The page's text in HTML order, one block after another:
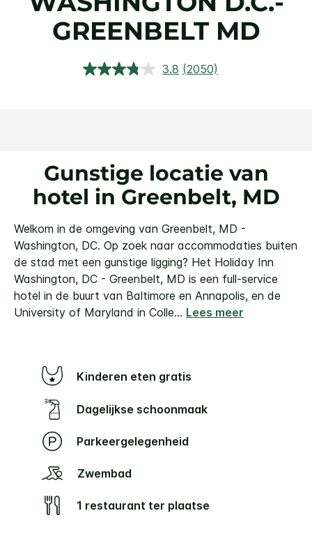
GREENBELT MD
3.8 Lees
(2050)
Gunstige locatie van
hotel in Greenbelt, MD
Welkom in de omgeving van Greenbelt, MD -
Washington, DC. Op zoek naar accommodaties buiten
de stad met een gunstige ligging? Het Holiday Inn
Washington, DC - Greenbelt, MD is een full-service
hotel in de buurt van Baltimore en Annapolis, en de
University of Maryland in Colle... Lees meer
Kinderen eten gratis
Dagelijkse schoonmaak
Parkeergelegenheid
Zwembad
1 restaurant ter plaatse